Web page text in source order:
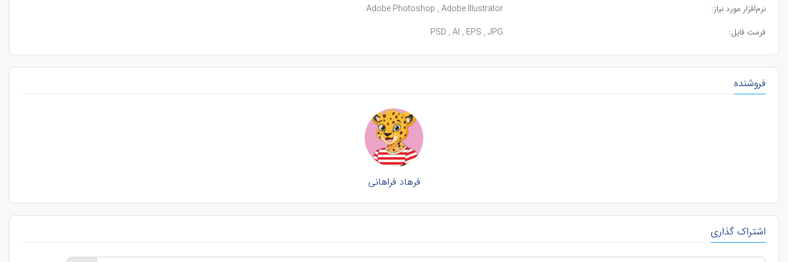
نرم‌افزار مورد نیاز:
Adobe Photoshop , Adobe Illustrator
فرمت فایل:
PSD , AI , EPS , JPG
فروشنده
فرهاد فراهانی
اشتراک گذاری